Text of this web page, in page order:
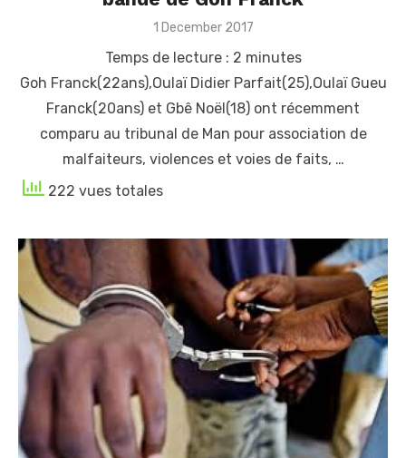
Posted
1 December 2017
Temps de lecture : 2 minutes
Goh Franck(22ans),Oulaï Didier Parfait(25),Oulaï Gueu
Franck(20ans) et Gbê Noël(18) ont récemment
comparu au tribunal de Man pour association de
malfaiteurs, violences et voies de faits, …
222 vues totales